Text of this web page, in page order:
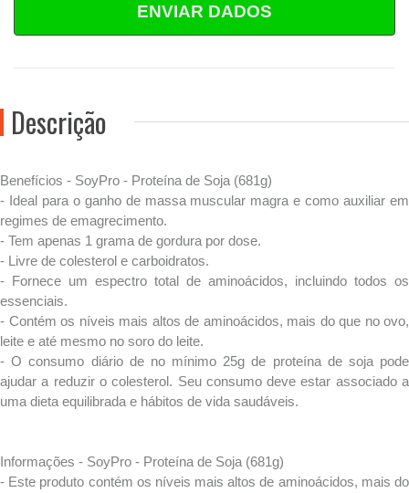
ENVIAR DADOS
Descrição
Benefícios - SoyPro - Proteína de Soja (681g)
- Ideal para o ganho de massa muscular magra e como auxiliar em
regimes de emagrecimento.
- Tem apenas 1 grama de gordura por dose.
- Livre de colesterol e carboidratos.
- Fornece um espectro total de aminoácidos, incluindo todos os
essenciais.
- Contém os níveis mais altos de aminoácidos, mais do que no ovo,
leite e até mesmo no soro do leite.
- O consumo diário de no mínimo 25g de proteína de soja pode
ajudar a reduzir o colesterol. Seu consumo deve estar associado a
uma dieta equilibrada e hábitos de vida saudáveis.
Informações - SoyPro - Proteína de Soja (681g)
- Este produto contém os níveis mais altos de aminoácidos, mais do